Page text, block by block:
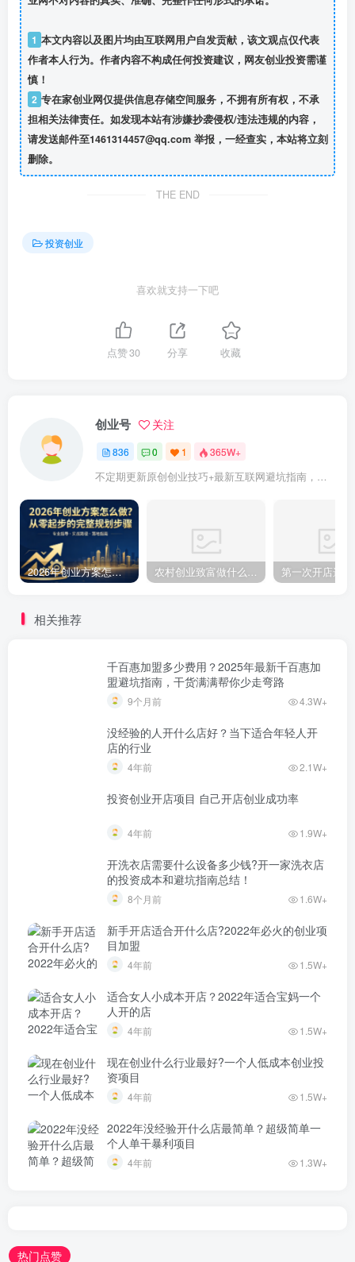
1 本文内容以及图片均由互联网用户自发贡献，该文观点仅代表
作者本人行为。作者内容不构成任何投资建议，网友创业投资需谨
慎！
2 专在家创业网仅提供信息存储空间服务，不拥有所有权，不承
担相关法律责任。如发现本站有涉嫌抄袭侵权/违法违规的内容，
请发送邮件至1461314457@qq.com 举报，一经查实，本站将立刻
删除。
THE END
投资创业
喜欢就支持一下吧
点赞30 分享 收藏
创业号 关注
836 0 1 365W+
不定期更新原创创业技巧+最新互联网避坑指南，助力企业或者个人快速成功创业
2026年创业方案怎么做？从零起步的完整规划步骤
相关推荐
千百惠加盟多少费用？2025年最新千百惠加
盟避坑指南，干货满满帮你少走弯路
9个月前 4.3W+
没经验的人开什么店好？当下适合年轻人开
店的行业
4年前 2.1W+
投资创业开店项目 自己开店创业成功率
4年前 1.9W+
开洗衣店需要什么设备多少钱?开一家洗衣店
的投资成本和避坑指南总结！
8个月前 1.6W+
新手开店适合开什么店?2022年必火的创业项
目加盟
4年前 1.5W+
适合女人小成本开店？2022年适合宝妈一个
人开的店
4年前 1.5W+
现在创业什么行业最好?一个人低成本创业投
资项目
4年前 1.5W+
2022年没经验开什么店最简单？超级简单一
个人单干暴利项目
4年前 1.3W+
热门点赞